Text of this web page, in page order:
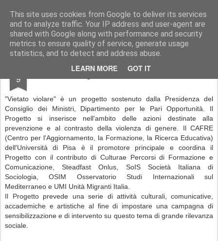
This site uses cookies from Google to deliver its services
and to analyze traffic. Your IP address and user-agent are
shared with Google along with performance and security
metrics to ensure quality of service, generate usage
statistics, and to detect and address abuse.
LEARN MORE GOT IT
SoIS - Società Italiana di Sociologia
Pages
9 Il Progetto "Vietato violare"
"Vietato violare" è un progetto sostenuto dalla Presidenza del
Consiglio dei Ministri, Dipartimento per le Pari Opportunità. Il
Progetto si inserisce nell'ambito delle azioni destinate alla
prevenzione e al contrasto della violenza di genere. Il CAFRE
(Centro per l'Aggiornamento, la Formazione, la Ricerca Educativa)
dell'Università di Pisa è il promotore principale e coordina il
Progetto con il contributo di Culturae Percorsi di Formazione e
Comunicazione, Steadfast Onlus, SoIS Società Italiana di
Sociologia, OSIM Osservatorio Studi Internazionali sul
Mediterraneo e UMI Unità Migranti Italia.
Il Progetto prevede una serie di attività culturali, comunicative,
accademiche e artistiche al fine di impostare una campagna di
sensibilizzazione e di intervento su questo tema di grande rilevanza
sociale.